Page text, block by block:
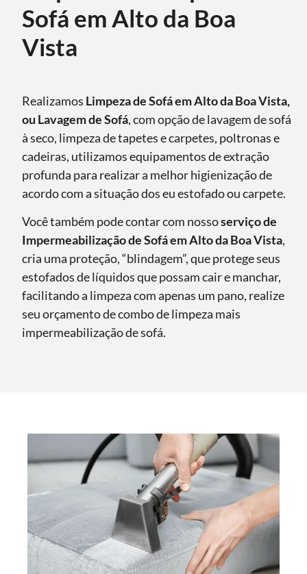
Sofá em Alto da Boa
Vista
Realizamos Limpeza de Sofá em Alto da Boa Vista,
ou Lavagem de Sofá, com opção de lavagem de sofá
à seco, limpeza de tapetes e carpetes, poltronas e
cadeiras, utilizamos equipamentos de extração
profunda para realizar a melhor higienização de
acordo com a situação dos eu estofado ou carpete.
Você também pode contar com nossoserviço de
Impermeabilização de Sofáem Alto da Boa Vista,
cria uma proteção, “blindagem”, que protege seus
estofados de líquidos que possam cair e manchar,
facilitando a limpeza com apenas um pano, realize
seu orçamento de combo de limpeza mais
impermeabilização de sofá.